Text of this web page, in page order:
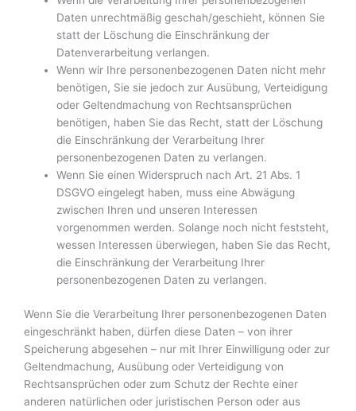
Daten unrechtmäßig geschah/geschieht, können Sie
statt der Löschung die Einschränkung der
Datenverarbeitung verlangen.
Wenn wir Ihre personenbezogenen Daten nicht mehr
benötigen, Sie sie jedoch zur Ausübung, Verteidigung
oder Geltendmachung von Rechtsansprüchen
benötigen, haben Sie das Recht, statt der Löschung
die Einschränkung der Verarbeitung Ihrer
personenbezogenen Daten zu verlangen.
Wenn Sie einen Widerspruch nach Art. 21 Abs. 1
DSGVO eingelegt haben, muss eine Abwägung
zwischen Ihren und unseren Interessen
vorgenommen werden. Solange noch nicht feststeht,
wessen Interessen überwiegen, haben Sie das Recht,
die Einschränkung der Verarbeitung Ihrer
personenbezogenen Daten zu verlangen.
Wenn Sie die Verarbeitung Ihrer personenbezogenen Daten
eingeschränkt haben, dürfen diese Daten – von ihrer
Speicherung abgesehen – nur mit Ihrer Einwilligung oder zur
Geltendmachung, Ausübung oder Verteidigung von
Rechtsansprüchen oder zum Schutz der Rechte einer
anderen natürlichen oder juristischen Person oder aus